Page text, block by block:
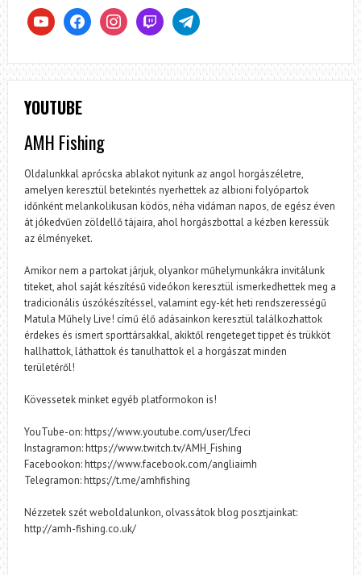
youtube facebookinstagramtwitch telegram
YOUTUBE
AMH Fishing
Oldalunkkal aprócska ablakot nyitunk az angol horgászéletre,
amelyen keresztül betekintés nyerhettek az albioni folyópartok
időnként melankolikusan ködös, néha vidáman napos, de egész éven
át jókedvűen zöldellő tájaira, ahol horgászbottal a kézben keressük
az élményeket.
Amikor nem a partokat járjuk, olyankor műhelymunkákra invitálunk
titeket, ahol saját készítésű videókon keresztül ismerkedhettek meg a
tradicionális úszókészítéssel, valamint egy-két heti rendszerességű
Matula Műhely Live! című élő adásainkon keresztül találkozhattok
érdekes és ismert sporttársakkal, akiktől rengeteget tippet és trükköt
hallhattok, láthattok és tanulhattok el a horgászat minden
területéről!
Kövessetek minket egyéb platformokon is!
YouTube-on: https://www.youtube.com/user/Lfeci
Instagramon: https://www.twitch.tv/AMH_Fishing
Facebookon: https://www.facebook.com/angliaimh
Telegramon: https://t.me/amhfishing
Nézzetek szét weboldalunkon, olvassátok blog posztjainkat:
http://amh-fishing.co.uk/